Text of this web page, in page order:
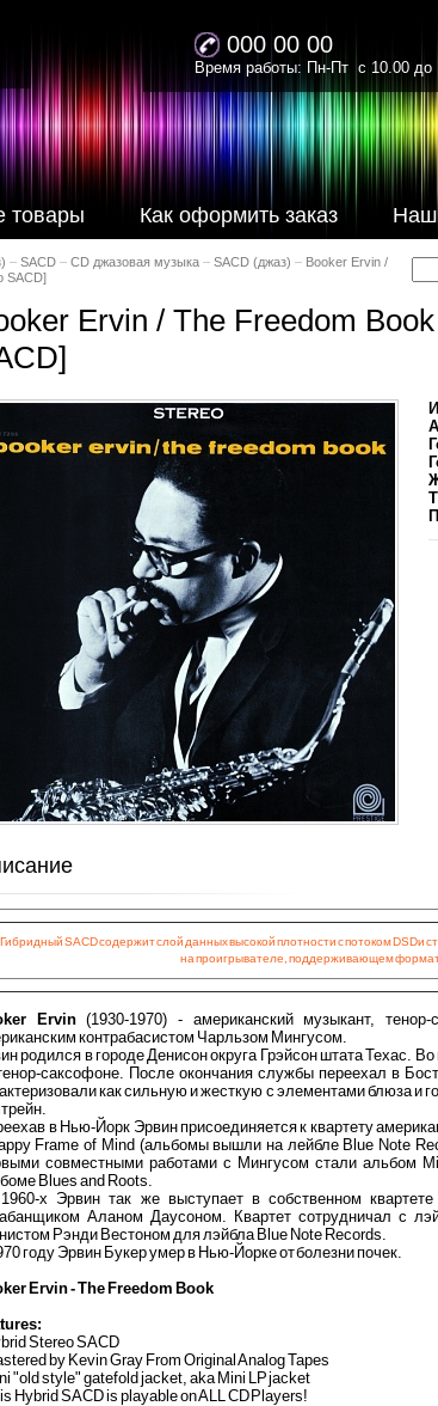
000 00 00
Время работы: Пн-Пт с 10.00 до
товары Как оформить заказ
– SACD – CD джазовая музыка – SACD (джаз) – Booker Ervin /
SACD]
Ervin / The Freedom
Гибридный SACD содержит слой данных высокой плотности с потоком DSD и
на проигрывателе, поддерживающем формат
Ervin(1930-1970) - американский музыкант,
контрабасистом Чарльзом Мингусом.
родился в городе Денисон округа Грэйсон штата Техас.
саксофоне. После окончания службы переехал в
как сильную и жесткую с элементами блюза и
в Нью-Йорк Эрвин присоединяется к квартету
Frame of Mind (альбомы вышли на лейбле Blue Note
совместными работами с Мингусом стали альбом
Blues and Roots.
х Эрвин так же выступает в собственном
Аланом Даусоном. Квартет сотрудничал с
Рэнди Вестоном для лэйбла Blue Note Records.
году Эрвин Букер умер в Нью-Йорке от болезни почек.
Ervin - The Freedom Book
Stereo SACD
by Kevin Gray From Original Analog Tapes
"old style" gatefold jacket, aka Mini LP jacket
Hybrid SACD is playable on ALL CD Players!